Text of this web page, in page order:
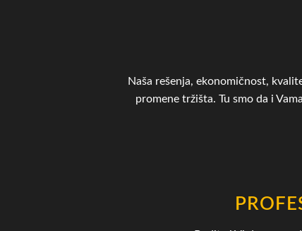
Naša rešenja, ekonomičnost,
promene tržišta. Tu smo da i